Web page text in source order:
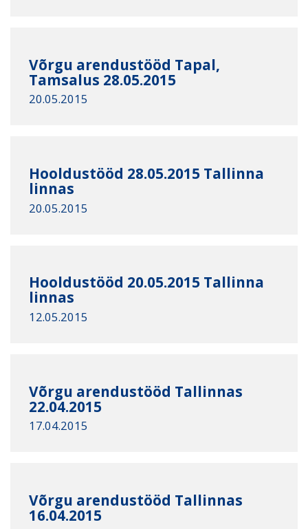
Võrgu arendustööd Tapal,
Tamsalus 28.05.2015
20.05.2015
Hooldustööd 28.05.2015 Tallinna
linnas
20.05.2015
Hooldustööd 20.05.2015 Tallinna
linnas
12.05.2015
Võrgu arendustööd Tallinnas
22.04.2015
17.04.2015
Võrgu arendustööd Tallinnas
16.04.2015